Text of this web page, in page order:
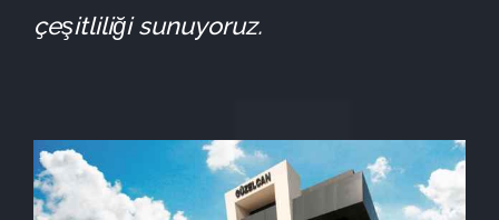
çeşitliliği sunuyoruz.